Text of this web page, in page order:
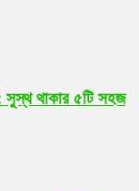
সুস্থ থাকার ৫টি সহজ